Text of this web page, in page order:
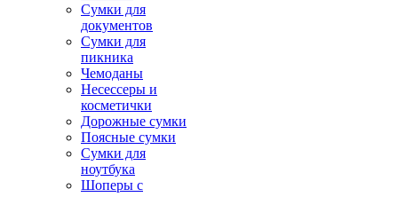
Сумки для
документов
Сумки для
пикника
Чемоданы
Несессеры и
косметички
Дорожные сумки
Поясные сумки
Сумки для
ноутбука
Шоперы с